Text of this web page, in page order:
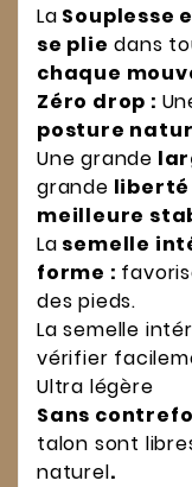
La Souplesse
se plie dans
chaque
Zéro drop :
posture
Une grande
grande
meilleure
La semelle
forme :
des pieds.
La semelle
vérifier
Ultra légère
Sans
talon sont
naturel.